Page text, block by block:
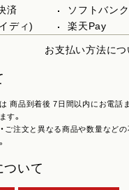
済
ソフトバン
ディ)
楽天Pay
お支払い方法に
商品到着後 7日間以内にお電話
す。
・ご注文と異なる商品や数量などの
ついて